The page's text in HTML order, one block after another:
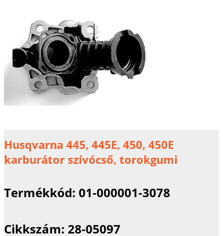
Husqvarna 445, 445E, 450, 450E
karburátor szívócső, torokgumi
Termékkód: 01-000001-3078
Cikkszám: 28-05097